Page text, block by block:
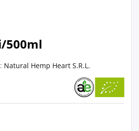
500ml
Natural Hemp Heart S.R.L.